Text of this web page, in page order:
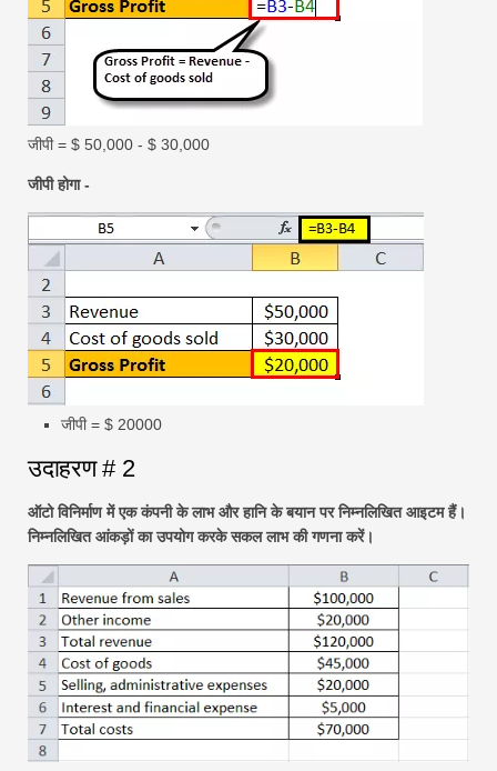
जीपी = $ 50,000 - $ 30,000
जीपी होगा -
जीपी = $ 20000
उदाहरण # 2
ऑटो विनिर्माण में एक कंपनी के लाभ और हानि के बयान पर निम्नलिखित आइटम हैं।
निम्नलिखित आंकड़ों का उपयोग करके सकल लाभ की गणना करें।